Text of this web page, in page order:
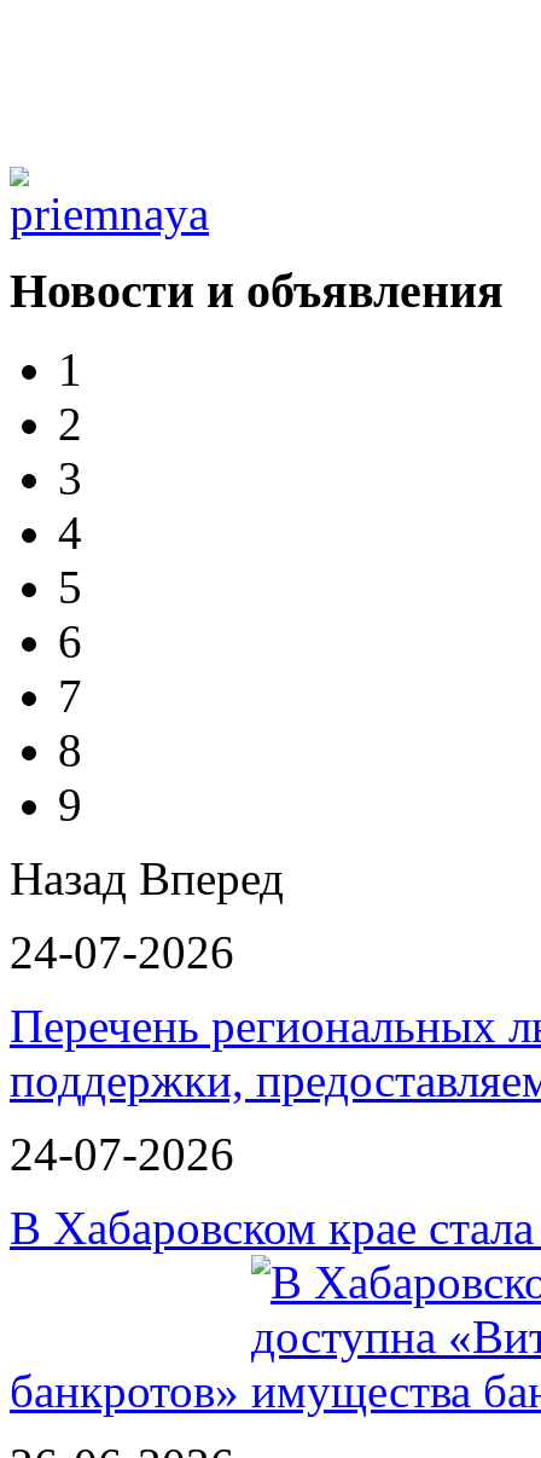
Новости и объявления
1
2
3
4
5
6
7
8
9
Назад Вперед
24-07-2026
Перечень региональных
поддержки,
24-07-2026
В Хабаровском крае
банкротов»